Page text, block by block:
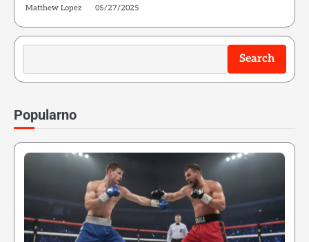
Matthew Lopez 05/27/2025
Search
Search
Popularno